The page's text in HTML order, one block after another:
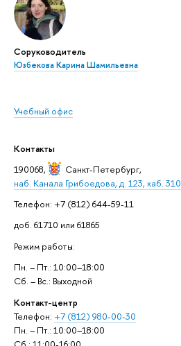
Соруководитель
Юзбекова Карина Шамильевна
Учебный офис
Контакты
190068,
Санкт-Петербург,
наб. Канала Грибоедова, д. 123, каб. 310
Телефон: +7 (812) 644-59-11
доб. 61710 или 61865
Режим работы:
Пн. – Пт.: 10:00–18:00
Сб. – Вс.: Выходной
Контакт-центр
Телефон: +7 (812) 980-00-30
Пн. – Пт.: 10:00–18:00